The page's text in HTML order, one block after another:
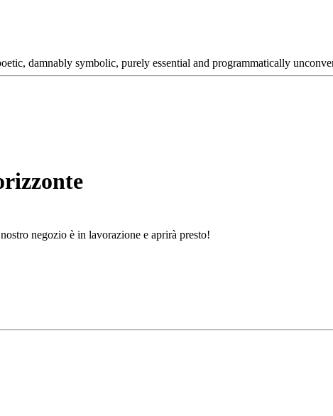
damnably symbolic, purely essential and programmatically
negozio è in lavorazione e aprirà presto!